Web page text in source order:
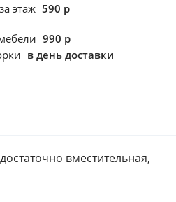
этаж 590 р
990 р
в день доставки
вместительная,